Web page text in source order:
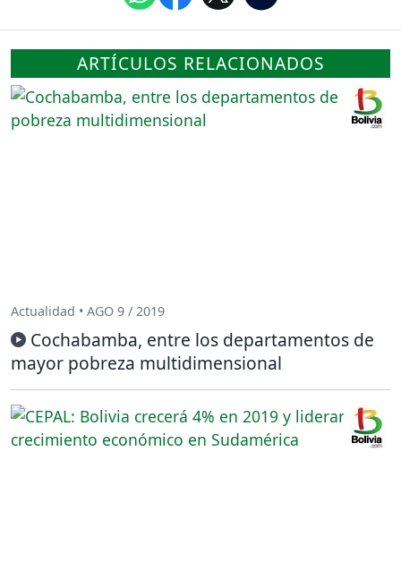
ARTÍCULOS RELACIONADOS
Actualidad • AGO 9 / 2019
Cochabamba, entre los departamentos de
mayor pobreza multidimensional